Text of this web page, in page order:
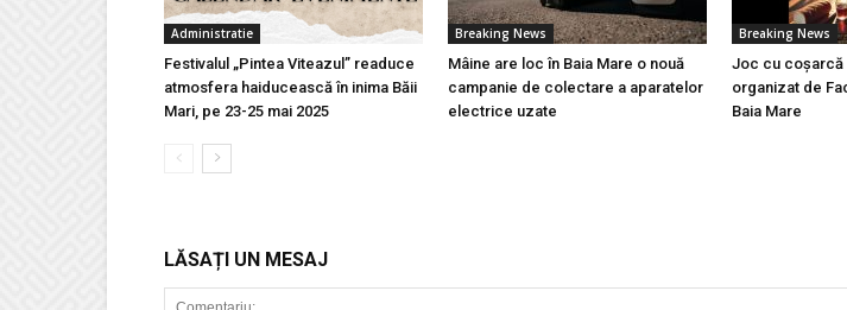
Administratie
Festivalul „Pintea Viteazul” readuce
atmosfera haiducească în inima Băii
Mari, pe 23-25 mai 2025
Breaking News
Mâine are loc în Baia Mare o nouă
campanie de colectare a aparatelor
electrice uzate
Breaking News
Joc cu coșarcă
organizat de
Baia Mare
LĂSAȚI UN MESAJ